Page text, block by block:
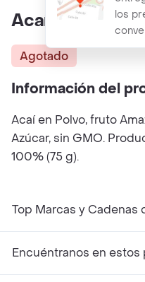
los
Acaí En Polvo
Agotado
Información del
Acaí en Polvo, fruto
Azúcar, sin GMO.
100% (75 g).
Top Marcas y Cadenas
Encuéntranos en estos